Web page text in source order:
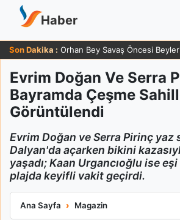
Haber
Son Dakika : Orhan Bey Savaş Öncesi
Evrim Doğan Ve Serra
Bayramda Çeşme
Görüntülendi
Evrim Doğan ve Serra Pirinç yaz
Dalyan'da açarken bikini
yaşadı; Kaan Urgancıoğlu ise
plajda keyifli vakit geçirdi.
Ana Sayfa Magazin
Evrim Doğan Ve Serra Pirinç